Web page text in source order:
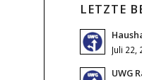
LETZTE
Juli 22,
UWG